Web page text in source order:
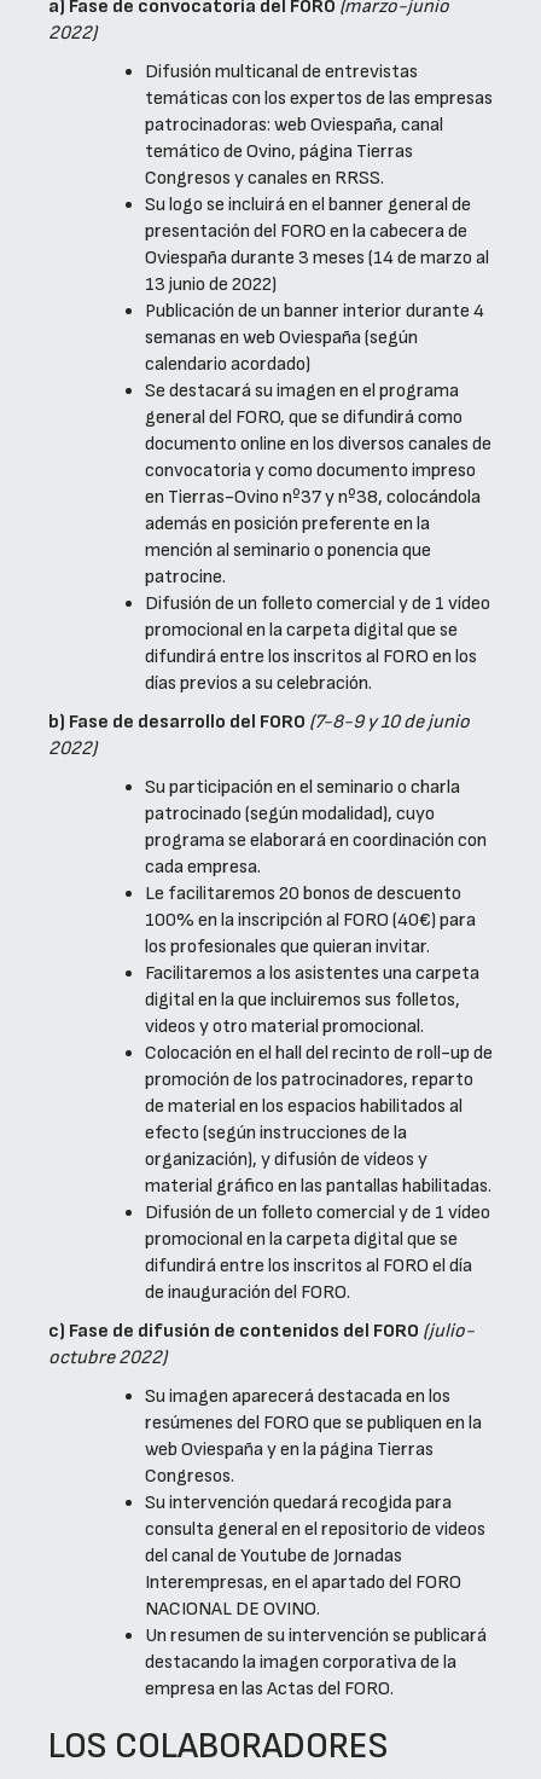
a) Fase de convocatoria del FORO (marzo-junio
2022)
Difusión multicanal de entrevistas
temáticas con los expertos de las empresas
patrocinadoras: web Oviespaña, canal
temático de Ovino, página Tierras
Congresos y canales en RRSS.
Su logo se incluirá en el banner general de
presentación del FORO en la cabecera de
Oviespaña durante 3 meses (14 de marzo al
13 junio de 2022)
Publicación de un banner interior durante 4
semanas en web Oviespaña (según
calendario acordado)
Se destacará su imagen en el programa
general del FORO, que se difundirá como
documento online en los diversos canales de
convocatoria y como documento impreso
en Tierras-Ovino nº37 y nº38, colocándola
además en posición preferente en la
mención al seminario o ponencia que
patrocine.
Difusión de un folleto comercial y de 1 vídeo
promocional en la carpeta digital que se
difundirá entre los inscritos al FORO en los
días previos a su celebración.
b) Fase de desarrollo del FORO (7-8-9 y 10 de junio
2022)
Su participación en el seminario o charla
patrocinado (según modalidad), cuyo
programa se elaborará en coordinación con
cada empresa.
Le facilitaremos 20 bonos de descuento
100% en la inscripción al FORO (40€) para
los profesionales que quieran invitar.
Facilitaremos a los asistentes una carpeta
digital en la que incluiremos sus folletos,
videos y otro material promocional.
Colocación en el hall del recinto de roll-up de
promoción de los patrocinadores, reparto
de material en los espacios habilitados al
efecto (según instrucciones de la
organización), y difusión de vídeos y
material gráfico en las pantallas habilitadas.
Difusión de un folleto comercial y de 1 vídeo
promocional en la carpeta digital que se
difundirá entre los inscritos al FORO el día
de inauguración del FORO.
c) Fase de difusión de contenidos del FORO (julio-
octubre 2022)
Su imagen aparecerá destacada en los
resúmenes del FORO que se publiquen en la
web Oviespaña y en la página Tierras
Congresos.
Su intervención quedará recogida para
consulta general en el repositorio de videos
del canal de Youtube de Jornadas
Interempresas, en el apartado del FORO
NACIONAL DE OVINO.
Un resumen de su intervención se publicará
destacando la imagen corporativa de la
empresa en las Actas del FORO.
LOS COLABORADORES